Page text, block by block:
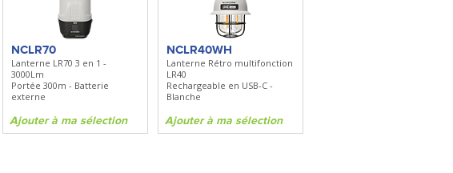
NCLR70
Lanterne LR70 3 en 1 -
3000Lm
Portée 300m - Batterie
externe
Ajouter à ma sélection
NCLR40WH
Lanterne Rétro multifonction
LR40
Rechargeable en USB-C -
Blanche
Ajouter à ma sélection